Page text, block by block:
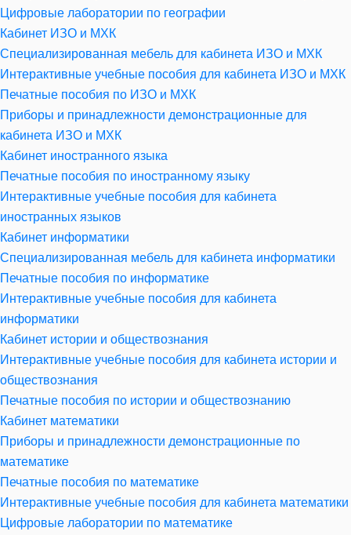
Цифровые лаборатории по географии
Кабинет ИЗО и МХК
Специализированная мебель для кабинета ИЗО и МХК
Интерактивные учебные пособия для кабинета ИЗО и МХК
Печатные пособия по ИЗО и МХК
Приборы и принадлежности демонстрационные для
кабинета ИЗО и МХК
Кабинет иностранного языка
Печатные пособия по иностранному языку
Интерактивные учебные пособия для кабинета
иностранных языков
Кабинет информатики
Специализированная мебель для кабинета информатики
Печатные пособия по информатике
Интерактивные учебные пособия для кабинета
информатики
Кабинет истории и обществознания
Интерактивные учебные пособия для кабинета истории и
обществознания
Печатные пособия по истории и обществознанию
Кабинет математики
Приборы и принадлежности демонстрационные по
математике
Печатные пособия по математике
Интерактивные учебные пособия для кабинета математики
Цифровые лаборатории по математике